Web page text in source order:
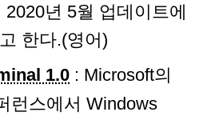
년 5월 업데이트에
한다.(영어)
1.0 : Microsoft의
런스에서 Windows